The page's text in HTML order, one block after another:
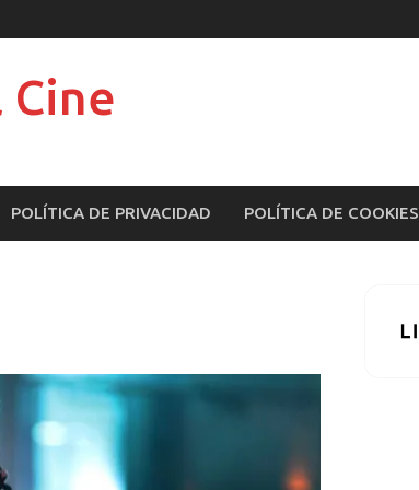
Cine
POLÍTICA DE PRIVACIDAD POLÍTICA DE COOKIES